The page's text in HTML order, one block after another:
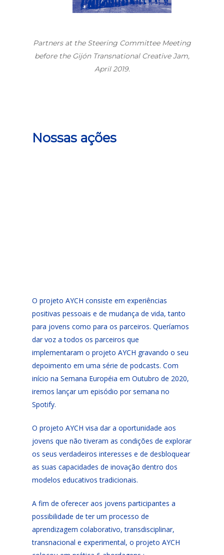
Partners at the Steering Committee Meeting
before the Gijón Transnational Creative Jam,
April 2019.
Nossas ações
O projeto AYCH consiste em experiências
positivas pessoais e de mudança de vida, tanto
para jovens como para os parceiros. Queríamos
dar voz a todos os parceiros que
implementaram o projeto AYCH gravando o seu
depoimento em uma série de podcasts. Com
início na Semana Européia em Outubro de 2020,
iremos lançar um episódio por semana no
Spotify.
O projeto AYCH visa dar a oportunidade aos
jovens que não tiveram as condições de explorar
os seus verdadeiros interesses e de desbloquear
as suas capacidades de inovação dentro dos
modelos educativos tradicionais.
A fim de oferecer aos jovens participantes a
possibilidade de ter um processo de
aprendizagem colaborativo, transdisciplinar,
transnacional e experimental, o projeto AYCH